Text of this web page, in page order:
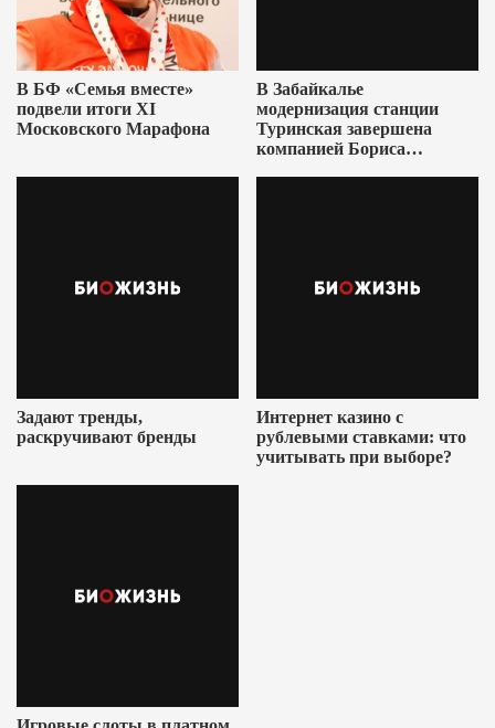
В БФ «Семья вместе»
подвели итоги XI
Московского Марафона
В Забайкалье
модернизация станции
Туринская завершена
компанией Бориса
Задают тренды,
раскручивают бренды
Интернет казино с
рублевыми ставками: что
учитывать при выборе?